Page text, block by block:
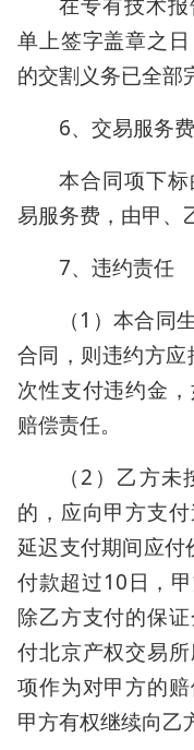
单上签字盖章之
的交割义务已全部
6、交易服务
本合同项下
易服务费，由甲、
7、违约责任
（1）本合同
合同，则违约方
次性支付违约金
赔偿责任。
（2）乙方
的，应向甲方支
延迟支付期间应
付款超过10日，
除乙方支付的保
付北京产权交易
项作为对甲方的
甲方有权继续向乙